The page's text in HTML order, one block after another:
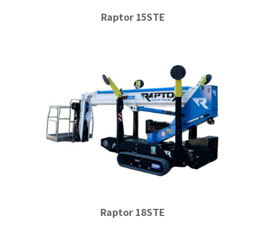
Raptor 15STE
Raptor 18STE